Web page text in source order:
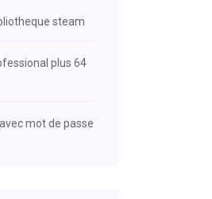
steam
plus 64
mot de passe